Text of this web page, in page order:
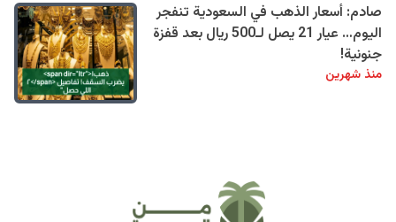
صادم: أسعار الذهب في السعودية تنفجر
اليوم… عيار 21 يصل لـ500 ريال بعد قفزة
جنونية!
منذ شهرين